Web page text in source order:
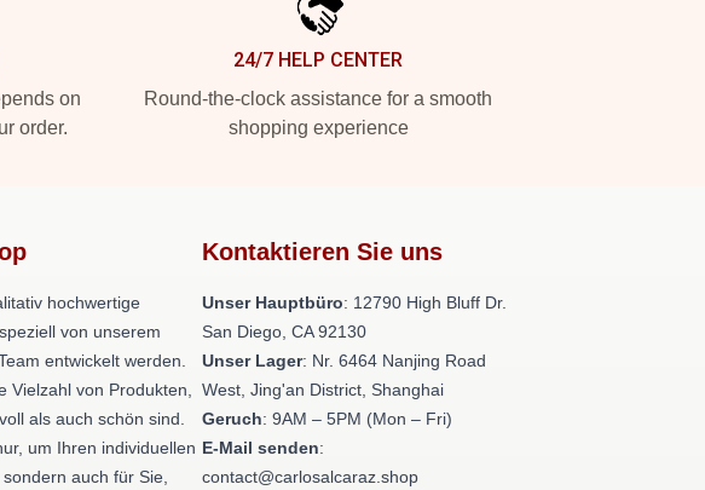
on
order.
24/7 HELP CENTER
Round-the-clock assistance for a smooth
shopping experience
hochwertige
von unserem
entwickelt werden.
Vielzahl von Produkten,
als auch schön sind.
um Ihren individuellen
auch für Sie,
Kontaktieren Sie uns
Unser Hauptbüro: 12790 High Bluff Dr.
San Diego, CA 92130
Unser Lager: Nr. 6464 Nanjing Road
West, Jing'an District, Shanghai
Geruch: 9AM – 5PM (Mon – Fri)
E-Mail senden:
contact@carlosalcaraz.shop